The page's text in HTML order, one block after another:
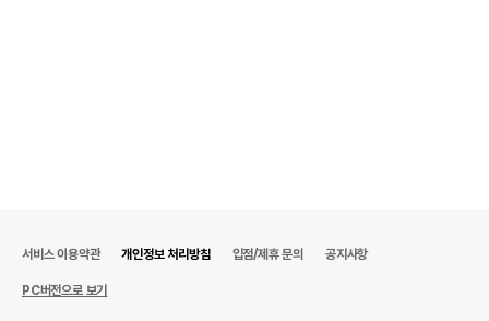
서비스 이용약관 개인정보 처리방침 입점/제휴 문의 공지사항
PC버전으로 보기